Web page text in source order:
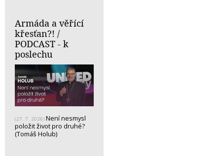
Armáda a věřící
křesťan?! /
PODCAST - k
poslechu
(27. 7. 2026) Není nesmysl
položit život pro druhé?
(Tomáš Holub)